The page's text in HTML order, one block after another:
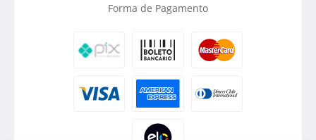
Forma de Pagamento